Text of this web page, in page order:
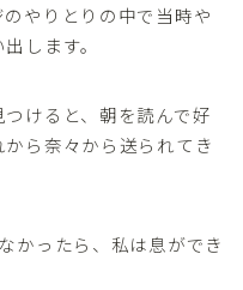
やりとりの中で当時や
します。
けると、朝を読んで好
ら奈々から送られてき
かったら、私は息ができ